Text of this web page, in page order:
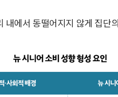
내에서 동떨어지지 않게 집단